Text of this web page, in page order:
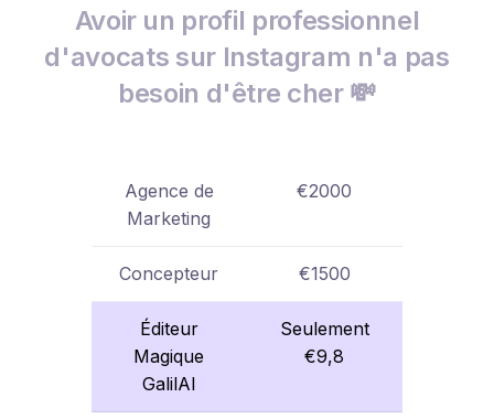
Avoir un profil professionnel
d'avocats sur Instagram n'a pas
besoin d'être cher 💸
Agence de
Marketing
€2000
Concepteur €1500
Éditeur
Magique
GalilAI
Seulement
€9,8